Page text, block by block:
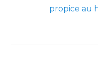
propice au